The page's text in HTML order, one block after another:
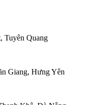
Tuyên Quang
Giang, Hưng Yên